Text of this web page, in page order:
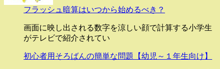
フラッシュ暗算はいつから始めるべき？
画面に映し出される数字を涼しい顔で計算する小学生
がテレビで紹介されてい
初心者用そろばんの簡単な問題【幼児～１年生向け】